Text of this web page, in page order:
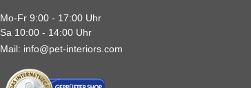
Mo-Fr 9:00 - 17:00 Uhr
Sa 10:00 - 14:00 Uhr
Mail: info@pet-interiors.com